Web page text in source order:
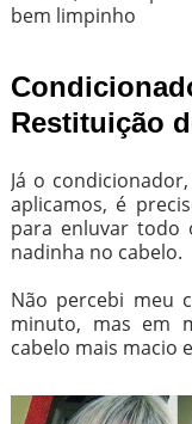
bem limpinho
Restituição
Já o
aplicamos, é
para enluvar todo
nadinha no cabelo.
Não percebi meu
minuto, mas em
cabelo mais macio